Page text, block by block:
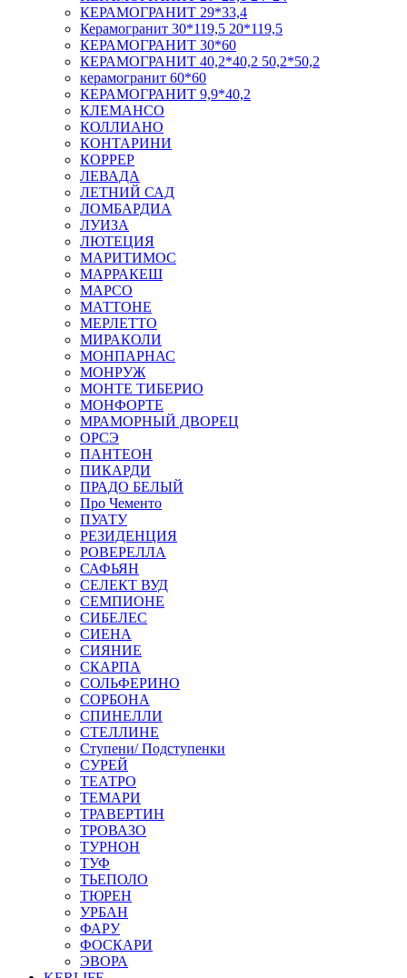
КЕРАМОГРАНИТ 29*33,4
Керамогранит 30*119,5 20*119,5
КЕРАМОГРАНИТ 30*60
КЕРАМОГРАНИТ 40,2*40,2 50,2*50,2
керамогранит 60*60
КЕРАМОГРАНИТ 9,9*40,2
КЛЕМАНСО
КОЛЛИАНО
КОНТАРИНИ
КОРРЕР
ЛЕВАДА
ЛЕТНИЙ САД
ЛОМБАРДИА
ЛУИЗА
ЛЮТЕЦИЯ
МАРИТИМОС
МАРРАКЕШ
МАРСО
МАТТОНЕ
МЕРЛЕТТО
МИРАКОЛИ
МОНПАРНАС
МОНРУЖ
МОНТЕ ТИБЕРИО
МОНФОРТЕ
МРАМОРНЫЙ ДВОРЕЦ
ОРСЭ
ПАНТЕОН
ПИКАРДИ
ПРАДО БЕЛЫЙ
Про Чементо
ПУАТУ
РЕЗИДЕНЦИЯ
РОВЕРЕЛЛА
САФЬЯН
СЕЛЕКТ ВУД
СЕМПИОНЕ
СИБЕЛЕС
СИЕНА
СИЯНИЕ
СКАРПА
СОЛЬФЕРИНО
СОРБОНА
СПИНЕЛЛИ
СТЕЛЛИНЕ
Ступени/ Подступенки
СУРЕЙ
ТЕАТРО
ТЕМАРИ
ТРАВЕРТИН
ТРОВАЗО
ТУРНОН
ТУФ
ТЬЕПОЛО
ТЮРЕН
УРБАН
ФАРУ
ФОСКАРИ
ЭВОРА